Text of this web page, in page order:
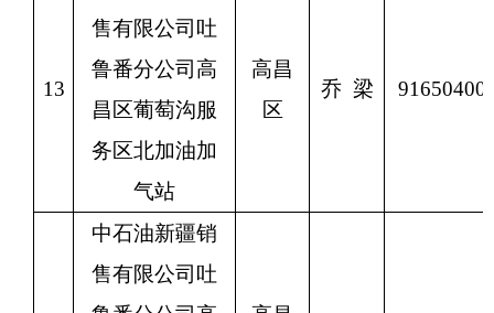
13
售有限公司吐
鲁番分公司高
昌区葡萄沟服
务区北加油加
气站
高昌
区
乔 梁
中石油新疆销
售有限公司吐